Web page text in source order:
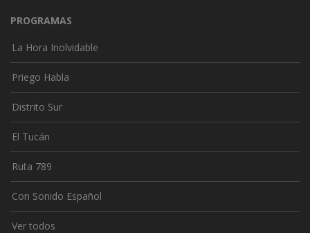
PROGRAMAS
La Hora Inolvidable
Priego Habla
Distrito Sur
El Tucán
Ruta 789
Con Sonido Español
Ver todos